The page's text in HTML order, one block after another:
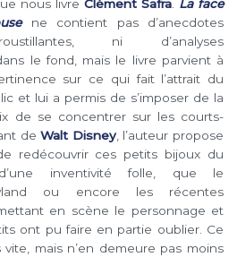
nous livre Clément Safra La face
ne contient pas d’anecdotes
ni d’analyses
le fond, mais le livre parvient à
sur ce qui fait l’attrait du
et lui a permis de s’imposer de la
de se concentrer sur les courts-
deWalt Disney, l’auteur propose
redécouvrir ces petits bijoux du
inventivité folle, que le
ou encore les récentes
en scène le personnage et
ont pu faire en partie oublier. Ce
mais n’en demeure pas moins